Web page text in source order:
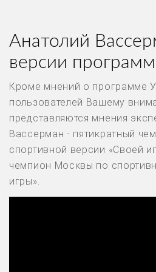
Анатолий
версии
Кроме мнений о программе
пользователей Вашему
представляются мнения
Вассерман - пятикратный
спортивной версии «Своей
чемпион Москвы по
игры».